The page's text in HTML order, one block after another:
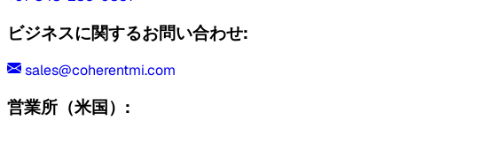
ビジネスに関するお問い合わせ:
sales@coherentmi.com
営業所（米国）: